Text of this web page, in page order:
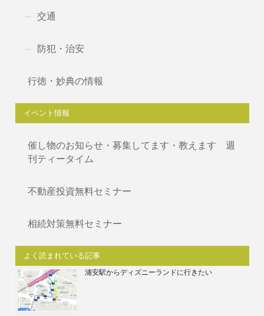
交通
防犯・治安
行徳・妙典の情報
イベント情報
催し物のお知らせ・募集してます・教えます 週
刊ティータイム
不動産投資無料セミナー
相続対策無料セミナー
よく読まれている記事
浦安駅からディズニーランドに行きたい